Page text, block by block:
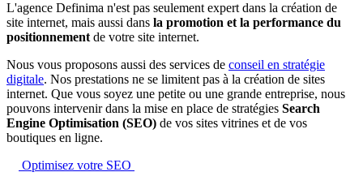
L'agence Definima n'est pas seulement expert dans la création de
site internet, mais aussi dans la promotion et la performance du
positionnement de votre site internet.
Nous vous proposons aussi des services de conseil en stratégie
digitale. Nos prestations ne se limitent pas à la création de sites
internet. Que vous soyez une petite ou une grande entreprise, nous
pouvons intervenir dans la mise en place de stratégies Search
Engine Optimisation (SEO) de vos sites vitrines et de vos
boutiques en ligne.
Optimisez votre SEO